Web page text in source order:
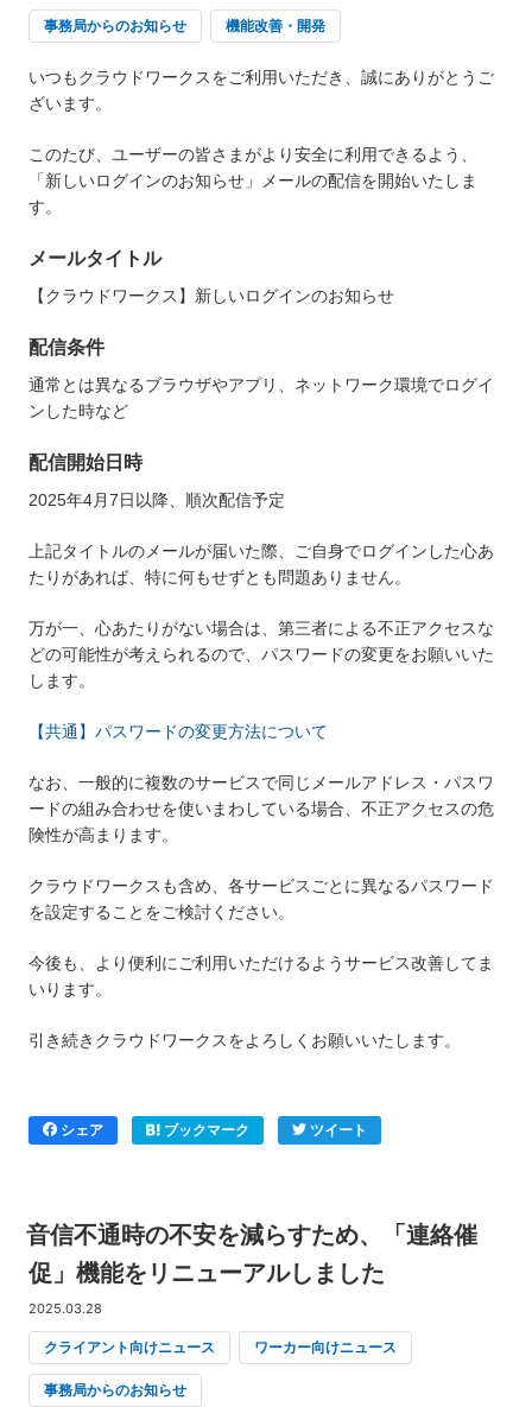
事務局からのお知らせ 機能改善・開発
いつもクラウドワークスをご利用いただき、誠にありがとうご
ざいます。
このたび、ユーザーの皆さまがより安全に利用できるよう、
「新しいログインのお知らせ」メールの配信を開始いたしま
す。
メールタイトル
【クラウドワークス】新しいログインのお知らせ
配信条件
通常とは異なるブラウザやアプリ、ネットワーク環境でログイ
ンした時など
配信開始日時
2025年4月7日以降、順次配信予定
上記タイトルのメールが届いた際、ご自身でログインした心あ
たりがあれば、特に何もせずとも問題ありません。
万が一、心あたりがない場合は、第三者による不正アクセスな
どの可能性が考えられるので、パスワードの変更をお願いいた
します。
【共通】パスワードの変更方法について
なお、一般的に複数のサービスで同じメールアドレス・パスワ
ードの組み合わせを使いまわしている場合、不正アクセスの危
険性が高まります。
クラウドワークスも含め、各サービスごとに異なるパスワード
を設定することをご検討ください。
今後も、より便利にご利用いただけるようサービス改善してま
いります。
引き続きクラウドワークスをよろしくお願いいたします。
シェア ブックマーク ツイート
音信不通時の不安を減らすため、「連絡催
促」機能をリニューアルしました
2025.03.28
クライアント向けニュース ワーカー向けニュース
事務局からのお知らせ